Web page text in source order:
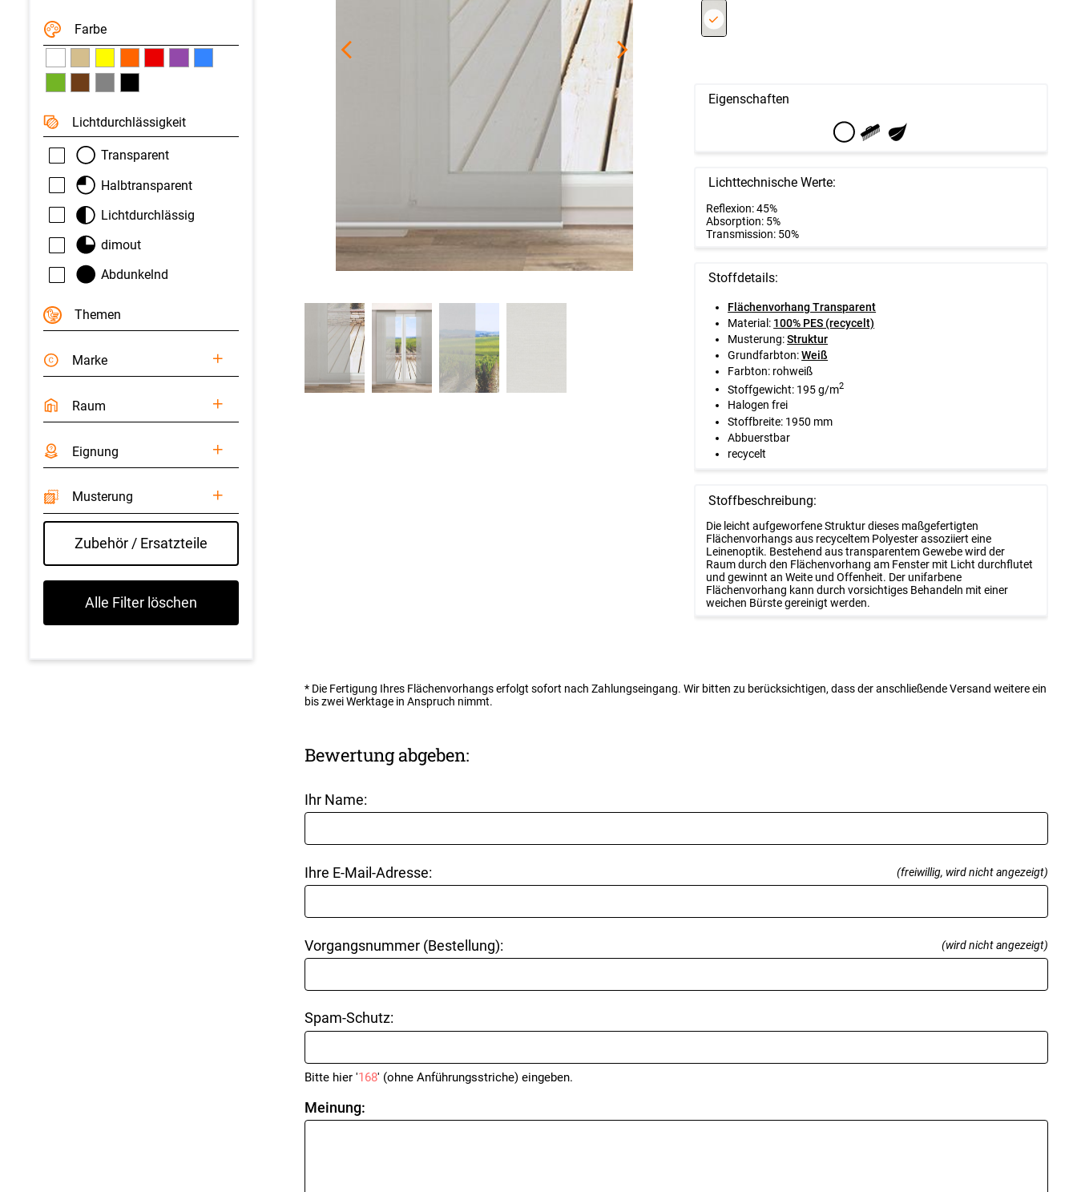
Farbe
Licht­durchlässigkeit
Transparent
Halbtransparent
Lichtdurchlässig
dimout
Abdunkelnd
Themen
Marke
Raum
Eignung
Musterung
Zubehör / Ersatzteile
Alle Filter löschen
Eigenschaften
Lichttechnische Werte:
Reflexion: 45%
Absorption: 5%
Transmission: 50%
Stoffdetails:
Flächenvorhang Transparent
Material: 100% PES (recycelt)
Musterung:Struktur
Grundfarbton:Weiß
Farbton: rohweiß
Stoffgewicht: 195 g/m2
Halogen frei
Stoffbreite: 1950 mm
Abbuerstbar
recycelt
Stoffbeschreibung:
Die leicht aufgeworfene Struktur dieses maßgefertigten
Flächenvorhangs aus recyceltem Polyester assoziiert eine
Leinenoptik. Bestehend aus transparentem Gewebe wird der
Raum durch den Flächenvorhang am Fenster mit Licht durchflutet
und gewinnt an Weite und Offenheit. Der unifarbene
Flächenvorhang kann durch vorsichtiges Behandeln mit einer
weichen Bürste gereinigt werden.
* Die Fertigung Ihres Flächenvorhangs erfolgt sofort nach Zahlungseingang. Wir bitten zu berücksichtigen, dass der anschließende Versand weitere ein
bis zwei Werktage in Anspruch nimmt.
Bewertung abgeben:
Ihr Name:
Ihre E-Mail-Adresse: (freiwillig, wird nicht angezeigt)
Vorgangsnummer (Bestellung): (wird nicht angezeigt)
Spam-Schutz:
Bitte hier '168' (ohne Anführungsstriche) eingeben.
Meinung: